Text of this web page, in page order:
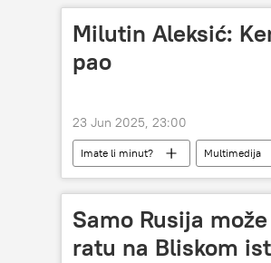
Milutin Aleksić:
pao
23 Jun 2025, 23:00
Imate li minut? Multimedija
Samo Rusija
ratu na Bliskom